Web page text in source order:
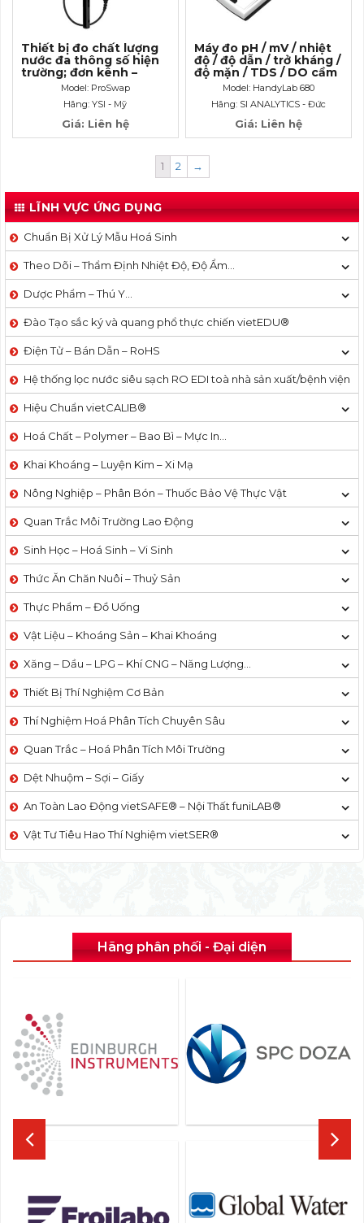
Thiết bị đo chất lượng
nước đa thông số hiện
trường; đơn kênh –
ProSwapModel: ProSwap
Hãng: YSI - Mỹ
Giá: Liên hệ
Máy đo pH / mV / nhiệt
độ / độ dẫn / trở kháng /
độ mặn / TDS / DO cầm
tay hiện trường – 02
Model: HandyLab 680
Hãng: SI ANALYTICS - Đức
Giá: Liên hệ
1 2 →
LĨNH VỰC ỨNG DỤNG
Chuẩn Bị Xử Lý Mẫu Hoá Sinh
Theo Dõi – Thẩm Định Nhiệt Độ, Độ Ẩm…
Dược Phẩm – Thú Y…
Đào Tạo sắc ký và quang phổ thực chiến vietEDU®
Điện Tử – Bán Dẫn – RoHS
Hệ thống lọc nước siêu sạch RO EDI​​ toà nhà sản xuất/bệnh viện
Hiệu Chuẩn vietCALIB®
Hoá Chất – Polymer – Bao Bì – Mực In…
Khai Khoáng – Luyện Kim – Xi Mạ
Nông Nghiệp – Phân Bón – Thuốc Bảo Vệ Thực Vật
Quan Trắc Môi Trường Lao Động
Sinh Học – Hoá Sinh – Vi Sinh
Thức Ăn Chăn Nuôi – Thuỷ Sản
Thực Phẩm – Đồ Uống
Vật Liệu – Khoáng Sản – Khai Khoáng
Xăng – Dầu – LPG – Khí CNG – Năng Lượng…
Thiết Bị Thí Nghiệm Cơ Bản
Thí Nghiệm Hoá Phân Tích Chuyên Sâu
Quan Trắc – Hoá Phân Tích Môi Trường
Dệt Nhuộm – Sợi – Giấy
An Toàn Lao Động vietSAFE® – Nội Thất funiLAB®
Vật Tư Tiêu Hao Thí Nghiệm vietSER®
Hãng phân phối - Đại diện